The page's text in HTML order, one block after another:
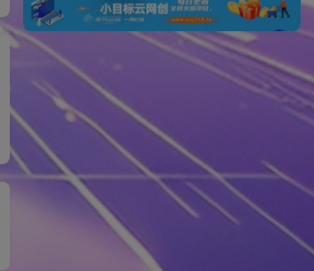
XXX云网创【VIP会员专属交流群】